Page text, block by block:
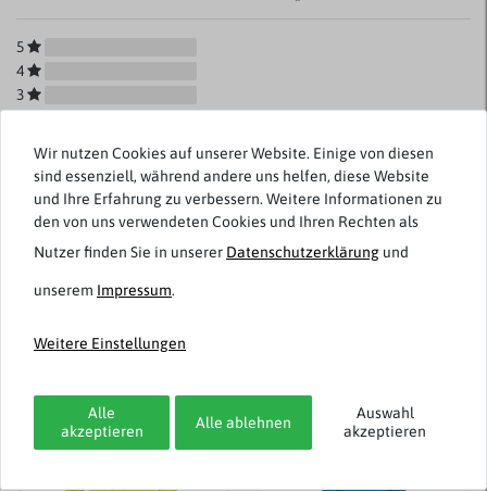
5
4
3
-50%
Wir nutzen Cookies auf unserer Website. Einige von diesen
sind essenziell, während andere uns helfen, diese Website
und Ihre Erfahrung zu verbessern. Weitere Informationen zu
den von uns verwendeten Cookies und Ihren Rechten als
Nutzer finden Sie in unserer Daten­schutz­erklärung und
unserem Impressum.
Weitere Einstellungen
Alle
akzeptieren
Alle ablehnen
Auswahl
akzeptieren